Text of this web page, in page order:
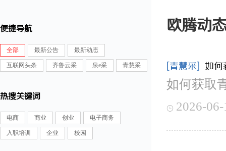
便捷导航
全部 最新公告 最新动态
互联网头条 齐鲁云采 泉e采 青慧采
热搜关键词
电商 商业 创业 电子商务
入职培训 企业 校园
欧腾动
[青慧采] 如何
如何获取
 2026-